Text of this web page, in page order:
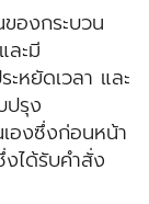
กระบวน
ละมี
หยัดเวลา และ
ปรุง
องซึ่งก่อนหน้า
ได้รับคำสั่ง